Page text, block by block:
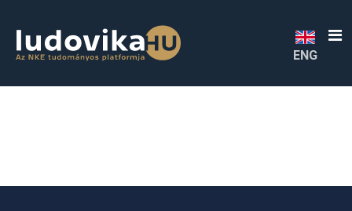
##plugins.themes.bootstrap3.accessible_menu.sidebar##
ENG